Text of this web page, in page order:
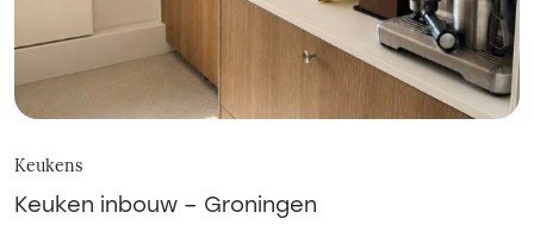
Keukens
Keuken inbouw – Groningen